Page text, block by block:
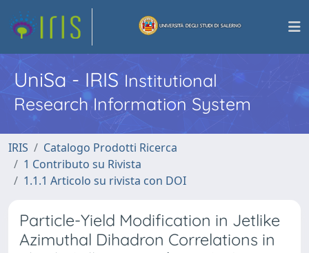
UniSa - IRISInstitutional
Research Information System
IRIS
Catalogo Prodotti Ricerca
1 Contributo su Rivista
1.1.1 Articolo su rivista con DOI
Particle-Yield Modification in Jetlike
Azimuthal Dihadron Correlations in